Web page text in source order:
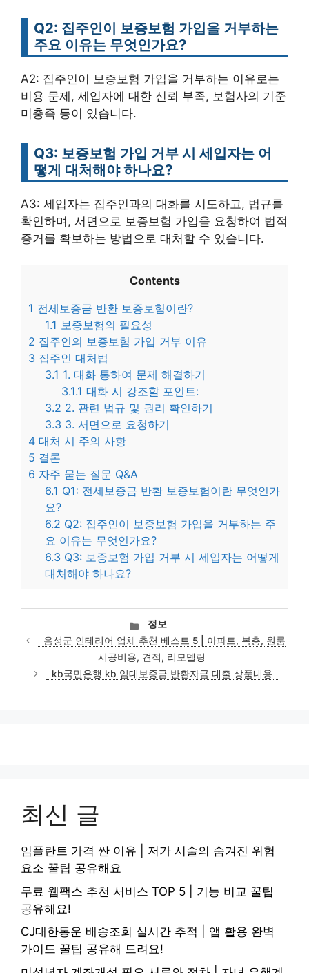
Q2: 집주인이 보증보험 가입을 거부하는
주요 이유는 무엇인가요?
A2: 집주인이 보증보험 가입을 거부하는 이유로는
비용 문제, 세입자에 대한 신뢰 부족, 보험사의 기준
미충족 등이 있습니다.
Q3: 보증보험 가입 거부 시 세입자는 어
떻게 대처해야 하나요?
A3: 세입자는 집주인과의 대화를 시도하고, 법규를
확인하며, 서면으로 보증보험 가입을 요청하여 법적
증거를 확보하는 방법으로 대처할 수 있습니다.
Contents
1 전세보증금 반환 보증보험이란?
1.1 보증보험의 필요성
2 집주인의 보증보험 가입 거부 이유
3 집주인 대처법
3.1 1. 대화 통하여 문제 해결하기
3.1.1 대화 시 강조할 포인트:
3.2 2. 관련 법규 및 권리 확인하기
3.3 3. 서면으로 요청하기
4 대처 시 주의 사항
5 결론
6 자주 묻는 질문 Q&A
6.1 Q1: 전세보증금 반환 보증보험이란 무엇인가
요?
6.2 Q2: 집주인이 보증보험 가입을 거부하는 주
요 이유는 무엇인가요?
6.3 Q3: 보증보험 가입 거부 시 세입자는 어떻게
대처해야 하나요?
카
테
고
리
정보
음성군 인테리어 업체 추천 베스트 5 | 아파트, 복층, 원룸
시공비용, 견적, 리모델링
kb국민은행 kb 임대보증금 반환자금 대출 상품내용
최신 글
임플란트 가격 싼 이유 | 저가 시술의 숨겨진 위험
요소 꿀팁 공유해요
무료 웹팩스 추천 서비스 TOP 5 | 기능 비교 꿀팁
공유해요!
CJ대한통운 배송조회 실시간 추적 | 앱 활용 완벽
가이드 꿀팁 공유해 드려요!